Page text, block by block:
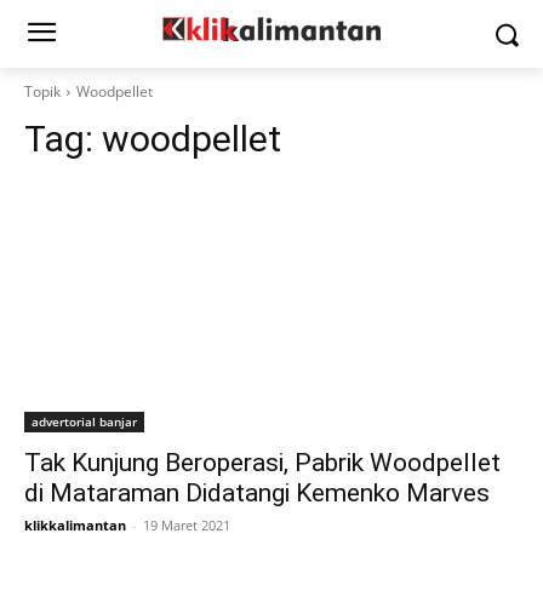
Topik Woodpellet
Tag: woodpellet
advertorial banjar
Tak Kunjung Beroperasi, Pabrik Woodpellet
di Mataraman Didatangi Kemenko Marves
klikkalimantan - 19 Maret 2021